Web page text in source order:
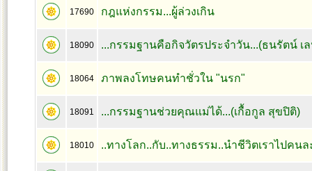
17690 กฎแห่งกรรม...ผู้ล่วงเกิน
18090 ...กรรมฐานคือกิจวัตรประจำวัน...(ธนรัตน์ เ
18064 ภาพลงโทษคนทำชั่วใน "นรก"
18091 ...กรรมฐานช่วยคุณแม่ได้...(เกื้อกูล สุขปิติ)
18010 ..ทางโลก..กับ..ทางธรรม..นำชีวิตเราไปคน